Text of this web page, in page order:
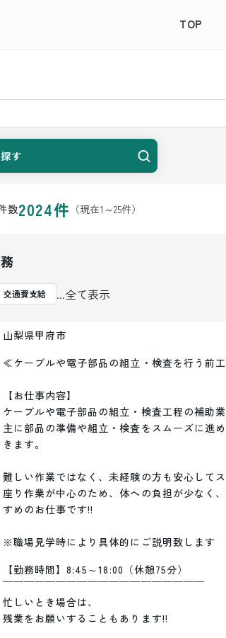
TOP
す
数2024件 （現在1 ～25件）
交通費支給 ...全て表示
山梨県甲府市
≪ケーブルや電子部品の組立・検査を行う前
【お仕事内容】
ケーブルや電子部品の組立・検査工程の補助業
主に部品の準備や組立・検査をスムーズに進
きます。
難しい作業ではなく、未経験の方も安心して
座り作業が中心のため、体への負担が少なく
すめのお仕事です!!
※職場見学時により具体的にご説明致します
【勤務時間】8:45～18:00（休憩75分）
￣￣￣￣￣￣￣￣￣￣￣￣￣￣￣￣￣￣￣
忙しいとき場合は、
残業をお願いすることもあります!!